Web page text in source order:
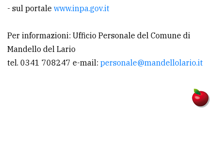
- sul portale www.inpa.gov.it
Per informazioni: Ufficio Personale del Comune di
Mandello del Lario
tel. 0341 708247 e-mail: personale@mandellolario.it